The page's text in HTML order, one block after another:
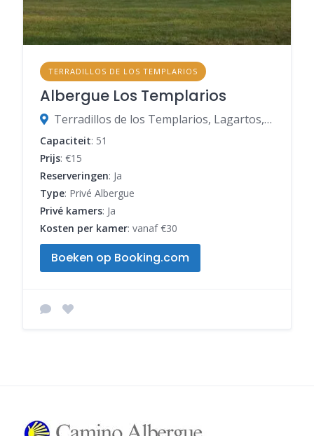
TERRADILLOS DE LOS TEMPLARIOS
Albergue Los Templarios
Terradillos de los Templarios, Lagartos, Palencia, Spanje
Capaciteit: 51
Prijs: €15
Reserveringen: Ja
Type: Privé Albergue
Privé kamers: Ja
Kosten per kamer: vanaf €30
Boeken op Booking.com